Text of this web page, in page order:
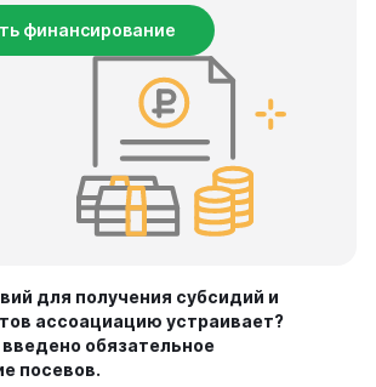
финансирование
для получения субсидий и
ассоациацию устраивает?
введено обязательное
посевов.